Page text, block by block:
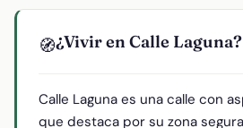
🧭¿Vivir en Calle Laguna?
Calle Laguna es una calle con
que destaca por su zona